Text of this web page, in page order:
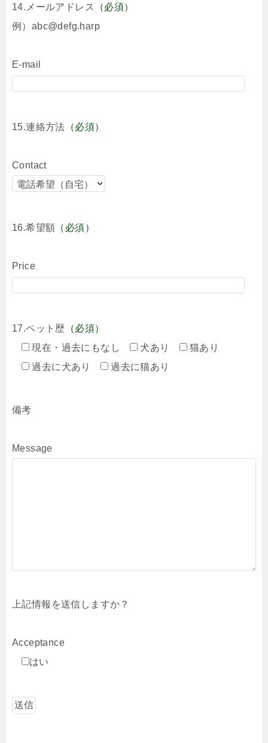
14.メールアドレス
（必須）
例）abc@defg.harp
E-mail
15.連絡方法 （必須）
Contact
16.希望額 （必須）
Price
17.ペット歴 （必須）
現在・過去にもなし
犬あり
猫あり
過去に犬あり
過去に猫あり
備考
Message
上記情報を送信しますか？
Acceptance
はい